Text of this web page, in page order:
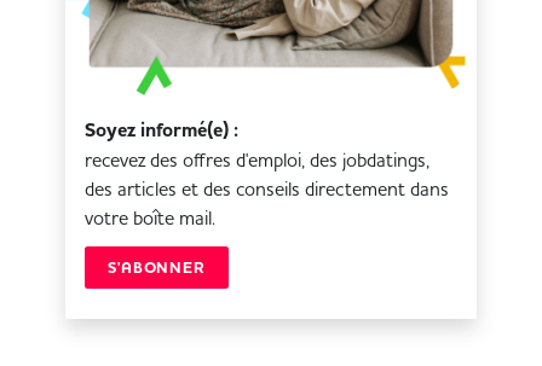
Soyez informé(e) :
recevez des offres d'emploi, des jobdatings,
des articles et des conseils directement dans
votre boîte mail.
S'ABONNER